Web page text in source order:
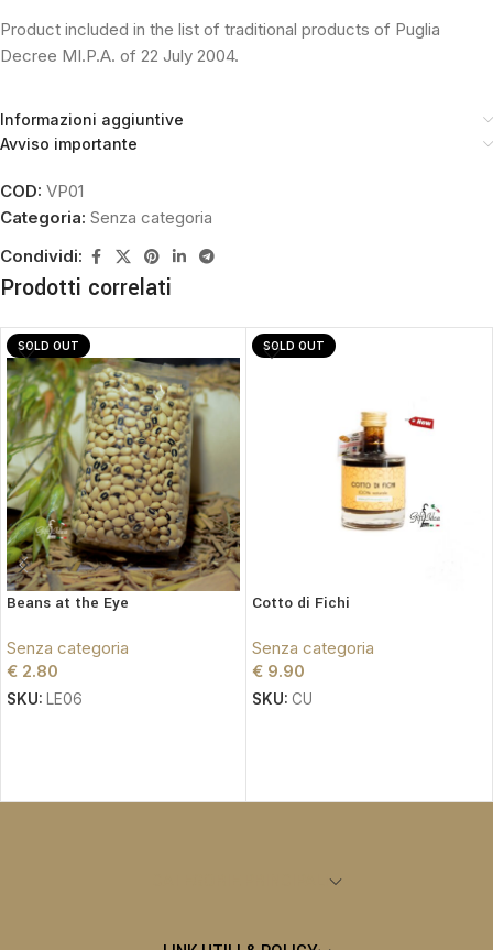
Product included in the list of traditional products of Puglia
Decree MI.P.A. of 22 July 2004.
Informazioni aggiuntive
Avviso importante
COD: VP01
Categoria: Senza categoria
Condividi:
Prodotti correlati
SOLD OUT
Beans at the Eye
Senza categoria
€ 2.80
SKU: LE06
SOLD OUT
Cotto di Fichi
Senza categoria
€ 9.90
SKU: CU